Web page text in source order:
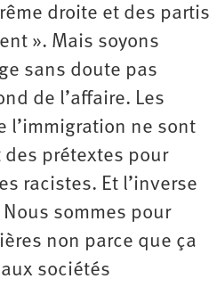
droite et des partis
». Mais soyons
sans doute pas
de l’affaire. Les
l’immigration ne sont
prétextes pour
racistes. Et l’inverse
sommes pour
non parce que ça
sociétés